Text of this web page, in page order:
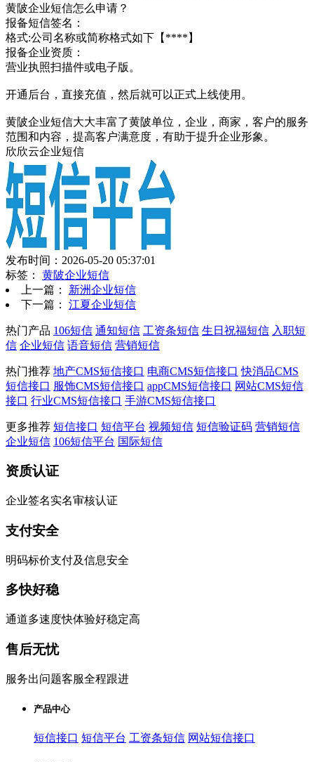
黄陂企业短信怎么申请？
报备短信签名：
格式:公司名称或简称格式如下【****】
报备企业资质：
营业执照扫描件或电子版。
开通后台，直接充值，然后就可以正式上线使用。
黄陂企业短信大大丰富了黄陂单位，企业，商家，客户的服务
范围和内容，提高客户满意度，有助于提升企业形象。
欣欣云企业短信
发布时间：2026-05-20 05:37:01
标签： 黄陂企业短信
上一篇： 新洲企业短信
下一篇： 江夏企业短信
热门产品 106短信 通知短信 工资条短信 生日祝福短信 入职短
信 企业短信 语音短信 营销短信
热门推荐 地产CMS短信接口 电商CMS短信接口 快消品CMS
短信接口 服饰CMS短信接口 appCMS短信接口 网站CMS短信
接口 行业CMS短信接口 手游CMS短信接口
更多推荐 短信接口 短信平台 视频短信 短信验证码 营销短信
企业短信 106短信平台 国际短信
资质认证
企业签名实名审核认证
支付安全
明码标价支付及信息安全
多快好稳
通道多速度快体验好稳定高
售后无忧
服务出问题客服全程跟进
产品中心
短信接口 短信平台 工资条短信 网站短信接口